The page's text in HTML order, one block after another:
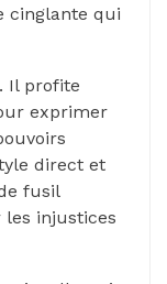
cinglante qui
Il profite
exprimer
direct et
fusil
les injustices